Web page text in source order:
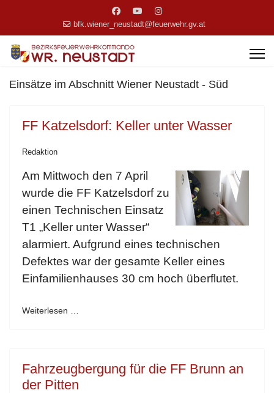
bfk.wiener_neustadt@feuerwehr.gv.at
Einsätze im Abschnitt Wiener Neustadt - Süd
FF Katzelsdorf: Keller unter Wasser
Redaktion
Am Mittwoch den 7 April
wurde die FF Katzelsdorf zu
einen Technischen Einsatz
T1 „Keller unter Wasser“
alarmiert. Aufgrund eines technischen
Defektes war der gesamte Keller eines
Einfamilienhauses 30 cm hoch überflutet.
Weiterlesen …
Fahrzeugbergung für die FF Brunn an
der Pitten